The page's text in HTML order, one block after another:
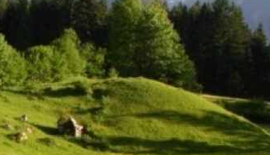
Wissenswertes